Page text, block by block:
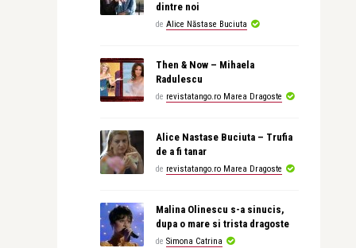
dintre noi
de Alice Năstase Buciuta
Then & Now – Mihaela
Radulescu
de revistatango.ro Marea Dragoste
Alice Nastase Buciuta – Trufia
de a fi tanar
de revistatango.ro Marea Dragoste
Malina Olinescu s-a sinucis,
dupa o mare si trista dragoste
de Simona Catrina